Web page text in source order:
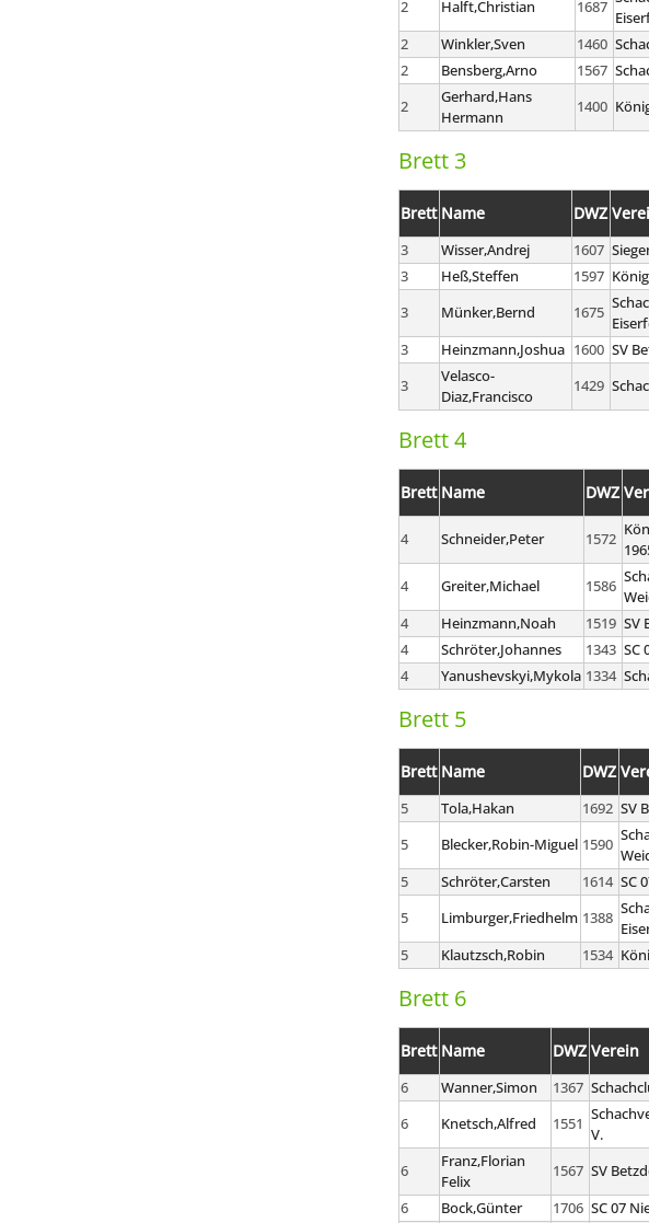
2
Halft,Christian 1687
2
Winkler,Sven 1460
2
Bensberg,Arno 1567
2
Gerhard,Hans
Hermann
1400
Brett 3
Brett Name DWZ
3 Wisser,Andrej 1607
3
Heß,Steffen 1597
3
Münker,Bernd 1675
3
Heinzmann,Joshua 1600 SV
3
Velasco-
Diaz,Francisco
1429
Brett 4
Brett Name DWZ
4 Schneider,Peter 1572
4 Greiter,Michael 1586
4
Heinzmann,Noah 1519 SV
4
Schröter,Johannes 1343 SC
4
Yanushevskyi,Mykola 1334
Brett 5
Brett Name DWZ
5 Tola,Hakan 1692 SV
5
Blecker,Robin-Miguel 1590
5
Schröter,Carsten 1614 SC
5
Limburger,Friedhelm 1388
5
Klautzsch,Robin 1534
Brett 6
Brett Name DWZ Verein
6 Wanner,Simon 1367
6
Knetsch,Alfred 1551
V.
6
Franz,Florian
Felix
1567 SV
6
Bock,Günter 1706 SC 07